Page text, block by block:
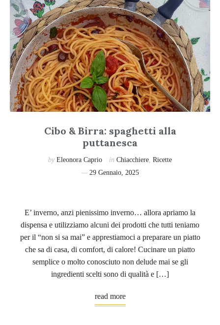
Cibo & Birra: spaghetti alla
puttanesca
by Eleonora Caprio in Chiacchiere, Ricette
29 Gennaio, 2025
E’ inverno, anzi pienissimo inverno… allora apriamo la
dispensa e utilizziamo alcuni dei prodotti che tutti teniamo
per il “non si sa mai” e apprestiamoci a preparare un piatto
che sa di casa, di comfort, di calore! Cucinare un piatto
semplice o molto conosciuto non delude mai se gli
ingredienti scelti sono di qualità e […]
read more